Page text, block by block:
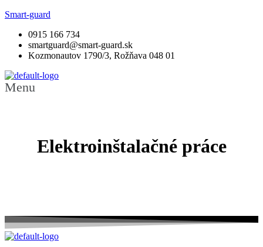
Smart-guard
0915 166 734
smartguard@smart-guard.sk
Kozmonautov 1790/3, Rožňava 048 01
Menu
Elektroinštalačné práce